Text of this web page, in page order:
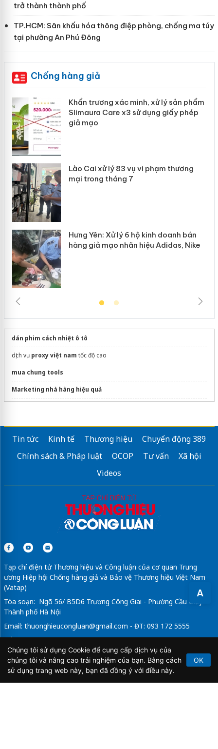
A
trở thành thành phố
TP.HCM: Sân khấu hóa thông điệp phòng, chống ma túy
tại phường An Phú Đông
Chống hàng giả
Khẩn trương xác minh, xử lý sản phẩm
Slimaura Care x3 sử dụng giấy phép
giả mạo
Lào Cai xử lý 83 vụ vi phạm thương
mại trong tháng 7
Hưng Yên: Xử lý 6 hộ kinh doanh bán
hàng giả mạo nhãn hiệu Adidas, Nike
dán phim cách nhiệt ô tô
dịch vụ proxy việt nam tốc độ cao
mua chung tools
Marketing nhà hàng hiệu quả
Sửa máy rửa bát bosch
Tin tức Kinh tế Thương hiệu
Chuyển động 389
Chính sách & Pháp luật
OCOP Tư vấn
Xã hội
Videos
Tạp chí điện tử Thương hiệu và Công luận của cơ quan Trung
ương Hiệp hội Chống hàng giả và Bảo vệ Thương hiệu Việt Nam
(Vatap)
Tòa soạn: Ngõ 56/ B5D6 Trương Công Giai - Phường Cầu Giấy -
Thành phố Hà Nội
Email: thuonghieucongluan@gmail.com - ĐT: 093 172 5555
Tổng Biên Tập: Vũ Đức Thuận
Giấy phép hoạt động báo chí điện tử số 64/GP-BTTTT do Bộ
Thông tin và Truyền thông cấp ngày 21/2/2020.
Chúng tôi sử dụng Cookie để cung cấp dịch vụ của
chúng tôi và nâng cao trải nghiệm của bạn. Bằng cách
sử dụng trang web này, bạn đã đồng ý với điều này.
OK